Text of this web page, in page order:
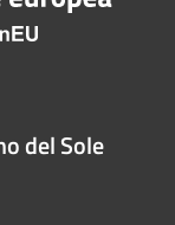
del Sole